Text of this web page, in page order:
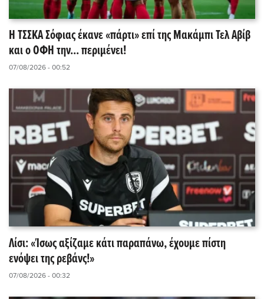
Η ΤΣΣΚΑ Σόφιας έκανε «πάρτι» επί της Μακάμπι Τελ Αβίβ
και ο ΟΦΗ την... περιμένει!
07/08/2026 - 00:52
Λίσι: «Ίσως αξίζαμε κάτι παραπάνω, έχουμε πίστη
ενόψει της ρεβάνς!»
07/08/2026 - 00:32